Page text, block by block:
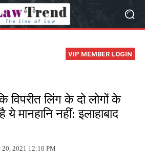
VIP MEMBER LOGIN
लिंग के दो लोगों के
मानहानि नहीं: इलाहाबाद
20, 2021 12:10 PM